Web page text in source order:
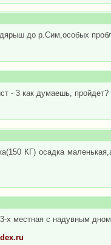
до р.Сим,особых
- 3 как думаешь, пройдет?
КГ) осадка
местная с надувным дном